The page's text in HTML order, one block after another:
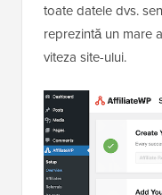
toate datele dvs.
reprezintă un mare
viteza site-ului.